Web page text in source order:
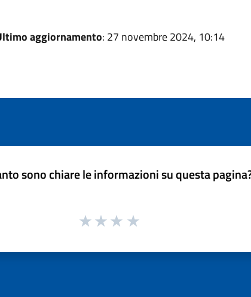
aggiornamento: 27 novembre 2024, 10:14
sono chiare le informazioni su questa